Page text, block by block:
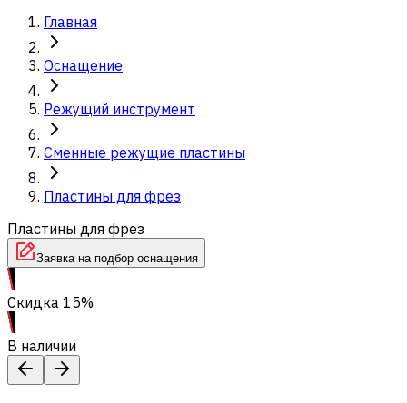
Главная
Оснащение
Режущий инструмент
Сменные режущие пластины
Пластины для фрез
Пластины для фрез
Заявка на подбор оснащения
Скидка 15%
В наличии